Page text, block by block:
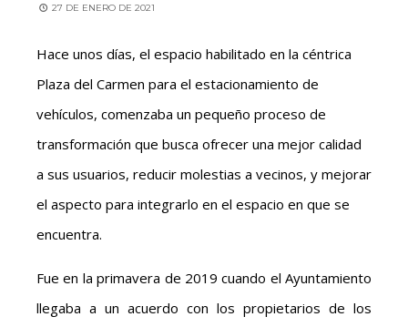
27 DE ENERO DE 2021
Hace unos días, el espacio habilitado en la céntrica
Plaza del Carmen para el estacionamiento de
vehículos, comenzaba un pequeño proceso de
transformación que busca ofrecer una mejor calidad
a sus usuarios, reducir molestias a vecinos, y mejorar
el aspecto para integrarlo en el espacio en que se
encuentra.
Fue en la primavera de 2019 cuando el Ayuntamiento
llegaba a un acuerdo con los propietarios de los